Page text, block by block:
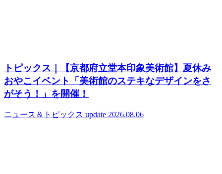
トピックス｜【京都府立堂本印象美術館】夏休み
おやこイベント「美術館のステキなデザインをさ
がそう！」を開催！
ニュース＆トピックス update 2026.08.06